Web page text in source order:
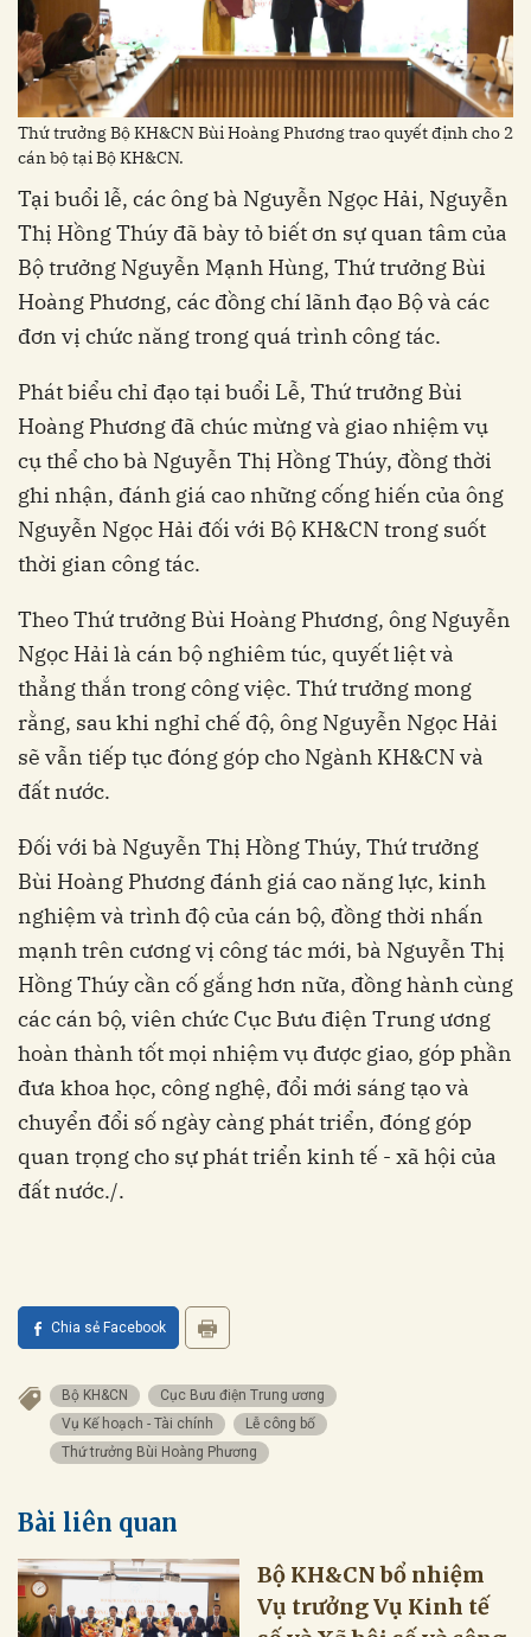
Thứ trưởng Bộ KH&CN Bùi Hoàng Phương trao quyết định cho 2
cán bộ tại Bộ KH&CN.
Tại buổi lễ, các ông bà Nguyễn Ngọc Hải, Nguyễn
Thị Hồng Thúy đã bày tỏ biết ơn sự quan tâm của
Bộ trưởng Nguyễn Mạnh Hùng, Thứ trưởng Bùi
Hoàng Phương, các đồng chí lãnh đạo Bộ và các
đơn vị chức năng trong quá trình công tác.
Phát biểu chỉ đạo tại buổi Lễ, Thứ trưởng Bùi
Hoàng Phương đã chúc mừng và giao nhiệm vụ
cụ thể cho bà Nguyễn Thị Hồng Thúy, đồng thời
ghi nhận, đánh giá cao những cống hiến của ông
Nguyễn Ngọc Hải đối với Bộ KH&CN trong suốt
thời gian công tác.
Theo Thứ trưởng Bùi Hoàng Phương, ông Nguyễn
Ngọc Hải là cán bộ nghiêm túc, quyết liệt và
thẳng thắn trong công việc. Thứ trưởng mong
rằng, sau khi nghỉ chế độ, ông Nguyễn Ngọc Hải
sẽ vẫn tiếp tục đóng góp cho Ngành KH&CN và
đất nước.
Đối với bà Nguyễn Thị Hồng Thúy, Thứ trưởng
Bùi Hoàng Phương đánh giá cao năng lực, kinh
nghiệm và trình độ của cán bộ, đồng thời nhấn
mạnh trên cương vị công tác mới, bà Nguyễn Thị
Hồng Thúy cần cố gắng hơn nữa, đồng hành cùng
các cán bộ, viên chức Cục Bưu điện Trung ương
hoàn thành tốt mọi nhiệm vụ được giao, góp phần
đưa khoa học, công nghệ, đổi mới sáng tạo và
chuyển đổi số ngày càng phát triển, đóng góp
quan trọng cho sự phát triển kinh tế - xã hội của
đất nước./.
Chia sẻ Facebook
Bộ KH&CN
Cục Bưu điện Trung ương
Vụ Kế hoạch - Tài chính
Lễ công bố
Thứ trưởng Bùi Hoàng Phương
Bài liên quan
Bộ KH&CN bổ nhiệm
Vụ trưởng Vụ Kinh tế